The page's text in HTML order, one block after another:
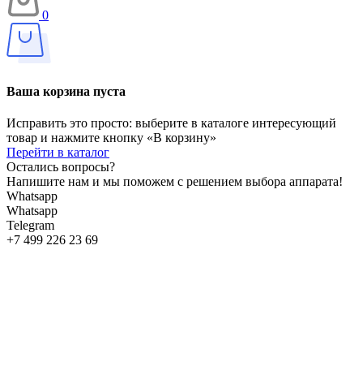
0
Ваша корзина пуста
Исправить это просто: выберите в каталоге интересующий
товар и нажмите кнопку «В корзину»
Перейти в каталог
Остались вопросы?
Напишите нам и мы поможем с решением выбора аппарата!
Whatsapp
Whatsapp
Telegram
+7 499 226 23 69